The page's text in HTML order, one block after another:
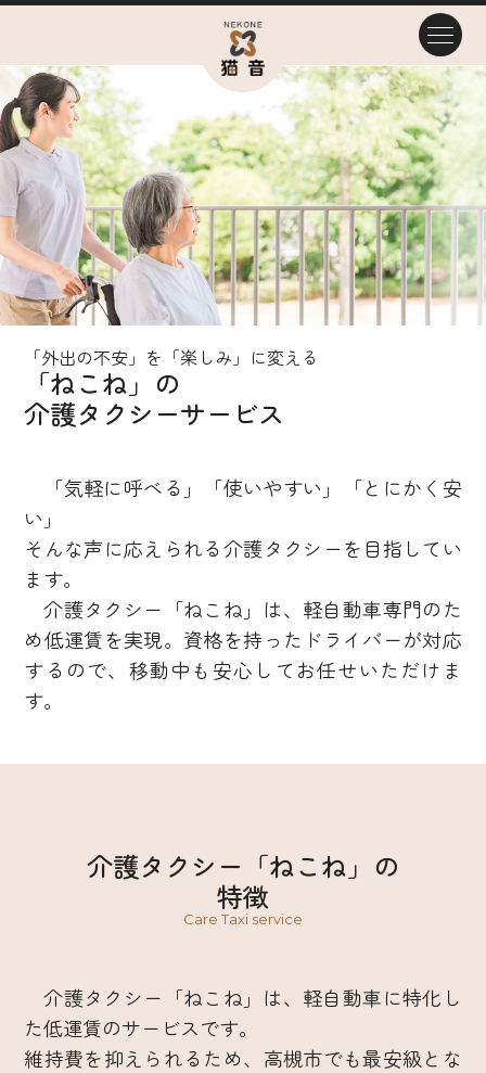
「外出の不安」を「楽しみ」に変える
「ねこね」の
介護タクシーサービス
「気軽に呼べる」「使いやすい」「とにかく安
い」
そんな声に応えられる介護タクシーを目指してい
ます。
介護タクシー「ねこね」は、軽自動車専門のた
め低運賃を実現。資格を持ったドライバーが対応
するので、移動中も安心してお任せいただけま
す。
介護タクシー「ねこね」の
特徴
Care Taxi service
介護タクシー「ねこね」は、軽自動車に特化し
た低運賃のサービスです。
維持費を抑えられるため、高槻市でも最安級とな